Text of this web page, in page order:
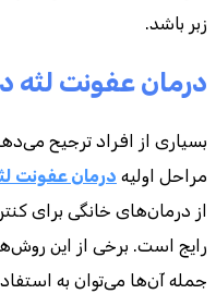
زبر باشد.
درمان عفونت لثه
بسیاری از افراد ترجیح
مراحل اولیه درمان عفونت
از درمان‌های خانگی برای
رایج است. برخی از این
جمله آن‌ها می‌توان به